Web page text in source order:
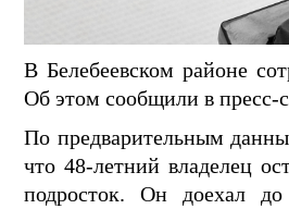
В Белебеевском районе
Об этом сообщили в
По предварительным
что 48-летний владелец
подросток. Он доехал